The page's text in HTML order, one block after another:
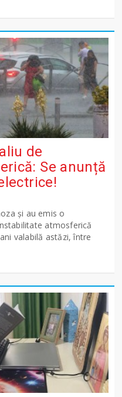
de
Se anunță
și au emis o
atmosferică
valabilă astăzi, între